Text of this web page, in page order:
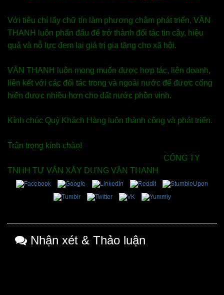
Với tiêu chí lấy chữ tín làm phương châm phát triển, VÂN
THANH luôn phấn đấu để trở thành đối tác tin cậy, hiệu
quả và nỗ lực đem lại giá trị gia tăng cho xã hội.
VÂN THANH luôn mong muốn được hợp tác, liên doanh,
liên kết với các đối tác trong và ngoài nước để được cống
hiến được nhiều hơn cho đất nước phồn vinh.
Kính chúc Quý Khách Hàng luôn thành công và phát triển.
Trân trọng kính chào!
CÔNG TY
TNHH TƯ VẤN XÂY DỰNG VÂN THANH
Nhận xét & Thảo luận